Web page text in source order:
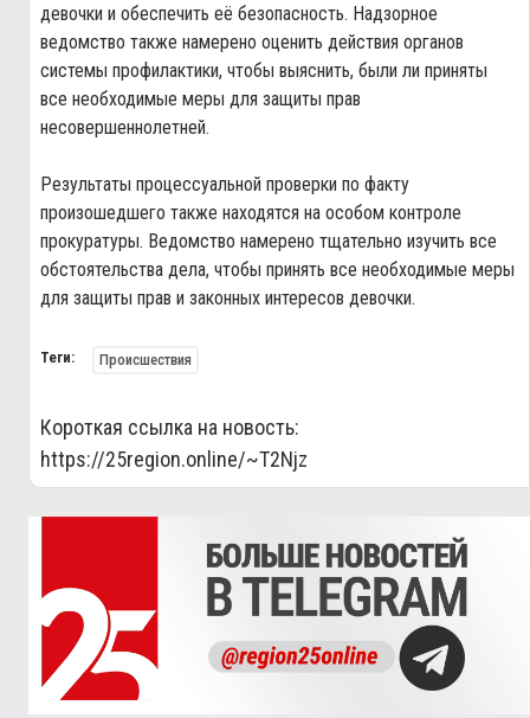
девочки и обеспечить её безопасность. Надзорное
ведомство также намерено оценить действия органов
системы профилактики, чтобы выяснить, были ли приняты
все необходимые меры для защиты прав
несовершеннолетней.
Результаты процессуальной проверки по факту
произошедшего также находятся на особом контроле
прокуратуры. Ведомство намерено тщательно изучить все
обстоятельства дела, чтобы принять все необходимые меры
для защиты прав и законных интересов девочки.
Теги: Происшествия
Короткая ссылка на новость:
https://25region.online/~T2Njz